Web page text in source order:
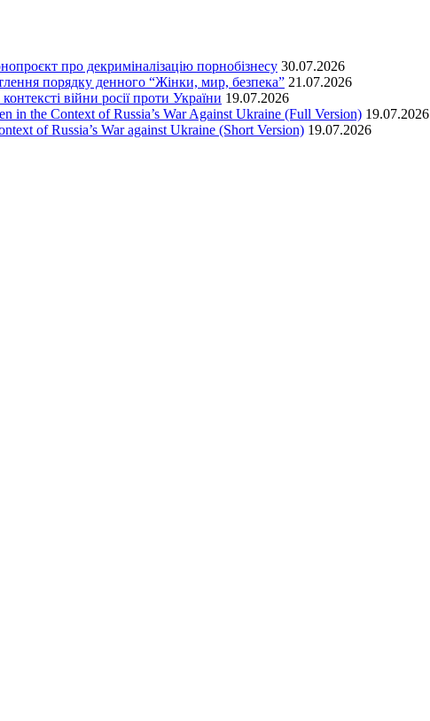
про декриміналізацію порнобізнесу 30.07.2026
порядку денного “Жінки, мир, безпека” 21.07.2026
війни росії проти України 19.07.2026
in the Context of Russia’s War Against Ukraine (Full Version) 19.07.2026
of Russia’s War against Ukraine (Short Version) 19.07.2026